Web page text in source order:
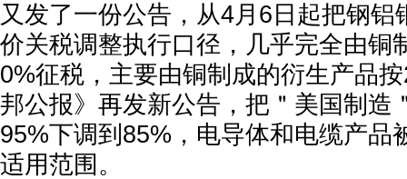
又发了一份公告，从4月6日起把钢铝
价关税调整执行口径，几乎完全由铜
0%征税，主要由铜制成的衍生产品
邦公报》再发新公告，把＂美国制造
95%下调到85%，电导体和电缆产品
适用范围。